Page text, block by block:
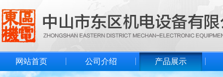
网站首页 公司介绍 产品展示